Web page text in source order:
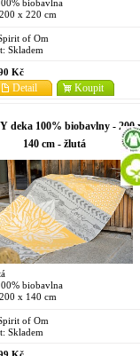
biobavlna
x 220 cm
of Om
Skladem
Kč
Koupit
Detail
deka 100% biobavlny - 200
140 cm - žlutá
biobavlna
x 140 cm
of Om
Skladem